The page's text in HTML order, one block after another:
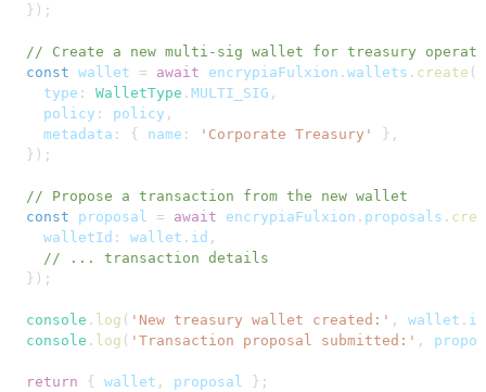
} ) ;
// Create a new multi-sig wallet for treasury
const wallet = await encrypiaFulxion . wallets . create (
    type
: WalletType . MULTI_SIG ,
    policy
: policy ,
    metadata
: { name : 'Corporate Treasury' } ,
} ) ;
// Propose a transaction from the new wallet
const proposal = await encrypiaFulxion . proposals .
    walletId
: wallet . id ,
// ... transaction details
} ) ;
console . log ( 'New treasury wallet created:' , wallet . id
console . log ( 'Transaction proposal submitted:' ,
return { wallet , proposal } ;